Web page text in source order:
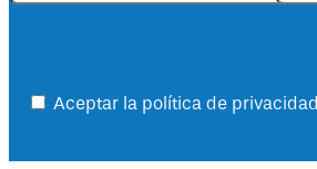
Aceptar la política de privacidad